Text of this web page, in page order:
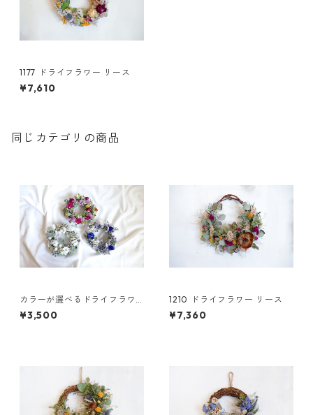
1177 ドライフラワー リース
¥7,610
同じカテゴリの商品
カラーが選べるドライフラワ
ーリースS
¥3,500
1210 ドライフラワー リース
¥7,360